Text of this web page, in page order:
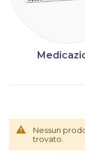
Nessun
trovato.